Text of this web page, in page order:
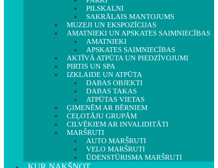
PILSKALNI
SAKRĀLAIS MANTOJUMS
MUZEJI UN EKSPOZĪCIJAS
AMATNIEKI UN APSKATES SAIMNIECĪBAS
AMATNIEKI
APSKATES SAIMNIECĪBAS
AKTĪVĀ ATPŪTA UN PIEDZĪVOJUMI
PIRTIS UN SPA
IZKLAIDE UN ATPŪTA
DABAS OBJEKTI
DABAS TAKAS
ATPŪTAS VIETAS
ĢIMENĒM AR BĒRNIEM
CEĻOTĀJU GRUPĀM
CILVĒKIEM AR INVALIDITĀTI
MARŠRUTI
AUTO MARŠRUTI
VELO MARŠRUTI
ŪDENSTŪRISMA MARŠRUTI